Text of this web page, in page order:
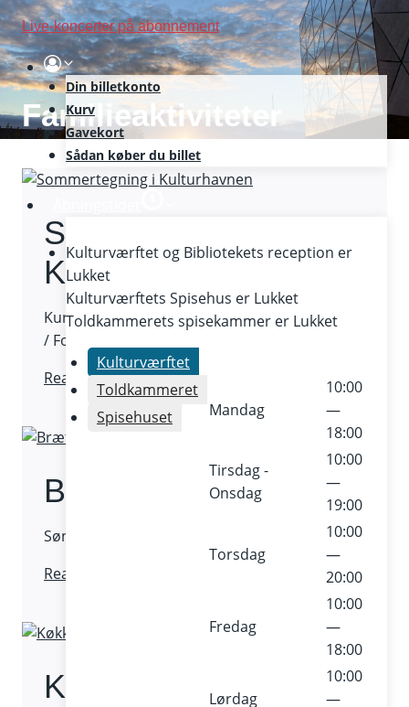
Skip
to
content
Live-koncerter på abonnement
Din billetkonto
Kurv
Gavekort
Sådan køber du billet
Kulturværftet og Bibliotekets reception er
Lukket
Kulturværftets Spisehus er Lukket
Toldkammerets spisekammer er Lukket
Kulturværftet
Toldkammeret
Spisehuset
Mandag
10:00
—
18:00
Tirsdag -
Onsdag
10:00
—
19:00
Torsdag
10:00
—
20:00
Fredag
10:00
—
18:00
Lørdag
10:00
—
Familieaktiviteter
Sommertegning i
Kulturhavnen
Kursus: Mandag 1. juli – onsdag 3. juli / Uge 27
/ For børn 7-12 år
Read MoreSommertegning
i
Kulturhavnen
Brætspil for familien
Søndag 30. juni 2024 / Fri entré
Read More
Køkkenhacks: